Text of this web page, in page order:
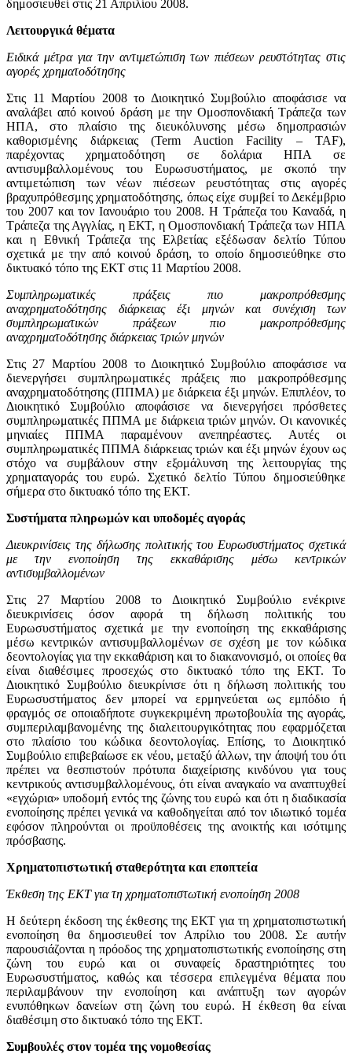
δημοσιευθεί στις 21 Απριλίου 2008.
Λειτουργικά θέματα
Ειδικά μέτρα για την αντιμετώπιση των πιέσεων ρευστότητας στις
αγορές χρηματοδότησης
Στις 11 Μαρτίου 2008 το Διοικητικό Συμβούλιο αποφάσισε να
αναλάβει από κοινού δράση με την Ομοσπονδιακή Τράπεζα των
ΗΠΑ, στο πλαίσιο της διευκόλυνσης μέσω δημοπρασιών
καθορισμένης διάρκειας (Term Auction Facility – TAF),
παρέχοντας χρηματοδότηση σε δολάρια ΗΠΑ σε
αντισυμβαλλομένους του Ευρωσυστήματος, με σκοπό την
αντιμετώπιση των νέων πιέσεων ρευστότητας στις αγορές
βραχυπρόθεσμης χρηματοδότησης, όπως είχε συμβεί το Δεκέμβριο
του 2007 και τον Ιανουάριο του 2008. Η Τράπεζα του Καναδά, η
Τράπεζα της Αγγλίας, η ΕΚΤ, η Ομοσπονδιακή Τράπεζα των ΗΠΑ
και η Εθνική Τράπεζα της Ελβετίας εξέδωσαν δελτίο Τύπου
σχετικά με την από κοινού δράση, το οποίο δημοσιεύθηκε στο
δικτυακό τόπο της ΕΚΤ στις 11 Μαρτίου 2008.
Συμπληρωματικές πράξεις πιο μακροπρόθεσμης
αναχρηματοδότησης διάρκειας έξι μηνών και συνέχιση των
συμπληρωματικών πράξεων πιο μακροπρόθεσμης
αναχρηματοδότησης διάρκειας τριών μηνών
Στις 27 Μαρτίου 2008 το Διοικητικό Συμβούλιο αποφάσισε να
διενεργήσει συμπληρωματικές πράξεις πιο μακροπρόθεσμης
αναχρηματοδότησης (ΠΠΜΑ) με διάρκεια έξι μηνών. Επιπλέον, το
Διοικητικό Συμβούλιο αποφάσισε να διενεργήσει πρόσθετες
συμπληρωματικές ΠΠΜΑ με διάρκεια τριών μηνών. Οι κανονικές
μηνιαίες ΠΠΜΑ παραμένουν ανεπηρέαστες. Αυτές οι
συμπληρωματικές ΠΠΜΑ διάρκειας τριών και έξι μηνών έχουν ως
στόχο να συμβάλουν στην εξομάλυνση της λειτουργίας της
χρηματαγοράς του ευρώ. Σχετικό δελτίο Τύπου δημοσιεύθηκε
σήμερα στο δικτυακό τόπο της ΕΚΤ.
Συστήματα πληρωμών και υποδομές αγοράς
Διευκρινίσεις της δήλωσης πολιτικής του Ευρωσυστήματος σχετικά
με την ενοποίηση της εκκαθάρισης μέσω κεντρικών
αντισυμβαλλομένων
Στις 27 Μαρτίου 2008 το Διοικητικό Συμβούλιο ενέκρινε
διευκρινίσεις όσον αφορά τη δήλωση πολιτικής του
Ευρωσυστήματος σχετικά με την ενοποίηση της εκκαθάρισης
μέσω κεντρικών αντισυμβαλλομένων σε σχέση με τον κώδικα
δεοντολογίας για την εκκαθάριση και το διακανονισμό, οι οποίες θα
είναι διαθέσιμες προσεχώς στο δικτυακό τόπο της ΕΚΤ. Το
Διοικητικό Συμβούλιο διευκρίνισε ότι η δήλωση πολιτικής του
Ευρωσυστήματος δεν μπορεί να ερμηνεύεται ως εμπόδιο ή
φραγμός σε οποιαδήποτε συγκεκριμένη πρωτοβουλία της αγοράς,
συμπεριλαμβανομένης της διαλειτουργικότητας που εφαρμόζεται
στο πλαίσιο του κώδικα δεοντολογίας. Επίσης, το Διοικητικό
Συμβούλιο επιβεβαίωσε εκ νέου, μεταξύ άλλων, την άποψή του ότι
πρέπει να θεσπιστούν πρότυπα διαχείρισης κινδύνου για τους
κεντρικούς αντισυμβαλλομένους, ότι είναι αναγκαίο να αναπτυχθεί
«εγχώρια» υποδομή εντός της ζώνης του ευρώ και ότι η διαδικασία
ενοποίησης πρέπει γενικά να καθοδηγείται από τον ιδιωτικό τομέα
εφόσον πληρούνται οι προϋποθέσεις της ανοικτής και ισότιμης
πρόσβασης.
Χρηματοπιστωτική σταθερότητα και εποπτεία
Έκθεση της ΕΚΤ για τη χρηματοπιστωτική ενοποίηση 2008
Η δεύτερη έκδοση της έκθεσης της ΕΚΤ για τη χρηματοπιστωτική
ενοποίηση θα δημοσιευθεί τον Απρίλιο του 2008. Σε αυτήν
παρουσιάζονται η πρόοδος της χρηματοπιστωτικής ενοποίησης στη
ζώνη του ευρώ και οι συναφείς δραστηριότητες του
Ευρωσυστήματος, καθώς και τέσσερα επιλεγμένα θέματα που
περιλαμβάνουν την ενοποίηση και ανάπτυξη των αγορών
ενυπόθηκων δανείων στη ζώνη του ευρώ. Η έκθεση θα είναι
διαθέσιμη στο δικτυακό τόπο της ΕΚΤ.
Συμβουλές στον τομέα της νομοθεσίας